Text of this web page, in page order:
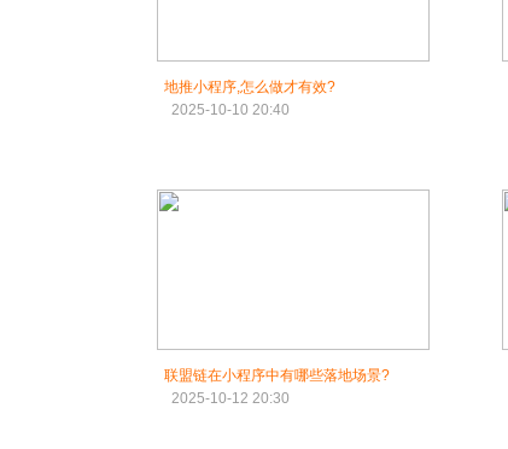
地推小程序,怎么做才有效?
2025-10-10 20:40
联盟链在小程序中有哪些落地场景?
2025-10-12 20:30